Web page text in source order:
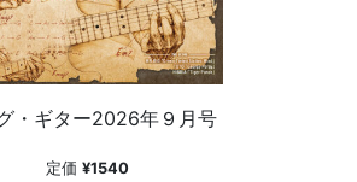
・ギター2026年９月号
定価 ¥1540